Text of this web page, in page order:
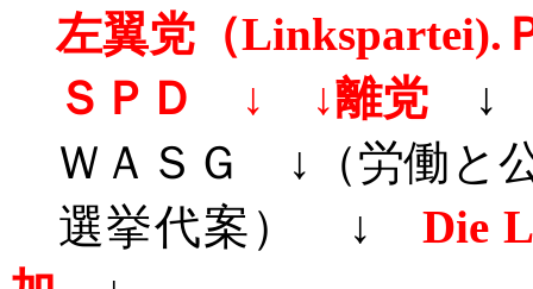
左翼党（Linkspartei).
ＳＰＤ ↓ ↓離党 ↓
ＷＡＳＧ ↓（労働と
選挙代案） ↓Die